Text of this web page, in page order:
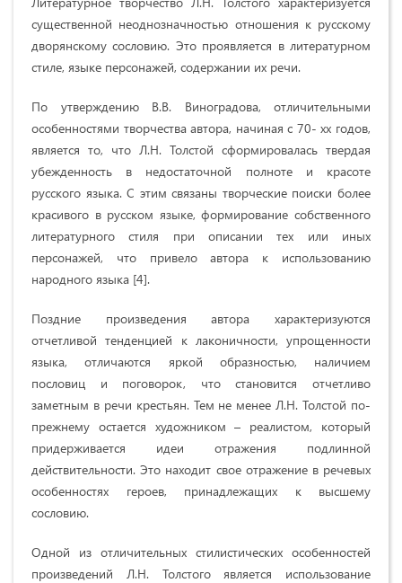
существенной неоднозначностью отношения к русскому
дворянскому сословию. Это проявляется в литературном
стиле, языке персонажей, содержании их речи.
По утверждению В.В. Виноградова, отличительными
особенностями творчества автора, начиная с 70- хх годов,
является то, что Л.Н. Толстой сформировалась твердая
убежденность в недостаточной полноте и красоте
русского языка. С этим связаны творческие поиски более
красивого в русском языке, формирование собственного
литературного стиля при описании тех или иных
персонажей, что привело автора к использованию
народного языка [4].
Поздние произведения автора характеризуются
отчетливой тенденцией к лаконичности, упрощенности
языка, отличаются яркой образностью, наличием
пословиц и поговорок, что становится отчетливо
заметным в речи крестьян. Тем не менее Л.Н. Толстой по-
прежнему остается художником – реалистом, который
придерживается идеи отражения подлинной
действительности. Это находит свое отражение в речевых
особенностях героев, принадлежащих к высшему
сословию.
Одной из отличительных стилистических особенностей
произведений Л.Н. Толстого является использование